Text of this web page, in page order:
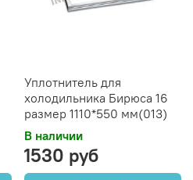
Уплотнитель для
холодильника Бирюса 16
размер 1110*550 мм(013)
В наличии
1530 руб